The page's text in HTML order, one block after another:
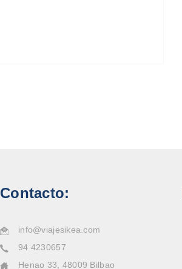
Contacto:
info@viajesikea.com
94 4230657
Henao 33, 48009 Bilbao